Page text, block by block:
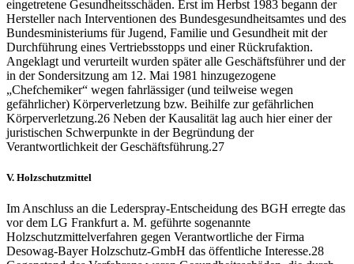
eingetretene Gesundheitsschäden. Erst im Herbst 1983 begann der
Hersteller nach Interventionen des Bundesgesundheitsamtes und des
Bundesministeriums für Jugend, Familie und Gesundheit mit der
Durchführung eines Vertriebsstopps und einer Rückrufaktion.
Angeklagt und verurteilt wurden später alle Geschäftsführer und der
in der Sondersitzung am 12. Mai 1981 hinzugezogene
„Chefchemiker“ wegen fahrlässiger (und teilweise wegen
gefährlicher) Körperverletzung bzw. Beihilfe zur gefährlichen
Körperverletzung.26 Neben der Kausalität lag auch hier einer der
juristischen Schwerpunkte in der Begründung der
Verantwortlichkeit der Geschäftsführung.27
V. Holzschutzmittel
Im Anschluss an die Lederspray-Entscheidung des BGH erregte das
vor dem LG Frankfurt a. M. geführte sogenannte
Holzschutzmittelverfahren gegen Verantwortliche der Firma
Desowag-Bayer Holzschutz-GmbH das öffentliche Interesse.28